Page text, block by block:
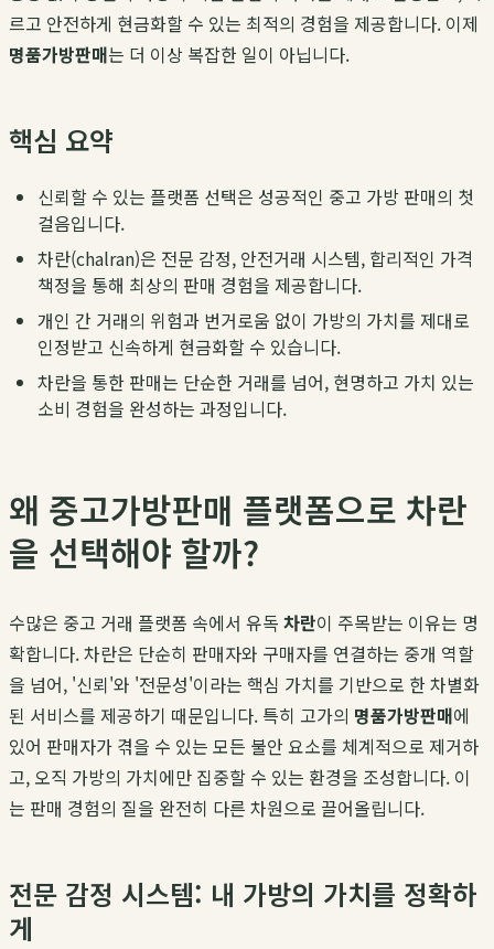
르고 안전하게 현금화할 수 있는 최적의 경험을 제공합니다. 이제
명품가방판매는 더 이상 복잡한 일이 아닙니다.
핵심 요약
신뢰할 수 있는 플랫폼 선택은 성공적인 중고 가방 판매의 첫
걸음입니다.
차란(chalran)은 전문 감정, 안전거래 시스템, 합리적인 가격
책정을 통해 최상의 판매 경험을 제공합니다.
개인 간 거래의 위험과 번거로움 없이 가방의 가치를 제대로
인정받고 신속하게 현금화할 수 있습니다.
차란을 통한 판매는 단순한 거래를 넘어, 현명하고 가치 있는
소비 경험을 완성하는 과정입니다.
왜 중고가방판매 플랫폼으로 차란
을 선택해야 할까?
수많은 중고 거래 플랫폼 속에서 유독 차란이 주목받는 이유는 명
확합니다. 차란은 단순히 판매자와 구매자를 연결하는 중개 역할
을 넘어, '신뢰'와 '전문성'이라는 핵심 가치를 기반으로 한 차별화
된 서비스를 제공하기 때문입니다. 특히 고가의 명품가방판매에
있어 판매자가 겪을 수 있는 모든 불안 요소를 체계적으로 제거하
고, 오직 가방의 가치에만 집중할 수 있는 환경을 조성합니다. 이
는 판매 경험의 질을 완전히 다른 차원으로 끌어올립니다.
전문 감정 시스템: 내 가방의 가치를 정확하
게